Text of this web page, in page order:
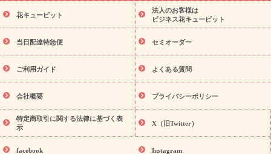
ーブドフラワー
季節のイベント
ひまわり ギフト・プレゼント
特集
お盆 花（新盆・初盆） 季節のイベント
お盆 花（新
盆・初盆）
お盆 花（新盆・初盆）
お盆・お供え 花とセットギ
フト
お盆・お供え プリザーブドフラワー
ひまわり ギフト・プ
レゼント特集
夏の花贈り・お中元・暑中見舞い 花のギフト特集
敬老の日におくる花ギフト・プレゼント特集
花ギフト・プレゼント特集
敬老の日 花のおすすめランキング
敬
老の日 花鉢植えのギフト・プレゼント特集
敬老の日 花とセットギ
フト・プレゼント特集
敬老の日の花 全てのギフト一覧
キャン
ペーン
映画『ウォーターガーディアンズ』コラボキャンペーン
「きょう誕生日なんです」キャンペーン
誕生日の花を探す
誕生日フラワーギフト 誕生日フラワーギフト特集
花キューピット
法人のお客様は
ビジネス花キューピット
当日配達特急便 セミオーダー
ご利用ガイド よくある質問
会社概要 プライバシーポリシー
特定商取引に関する法律に基づく表
示
X（旧Twitter）
facebook Instagram